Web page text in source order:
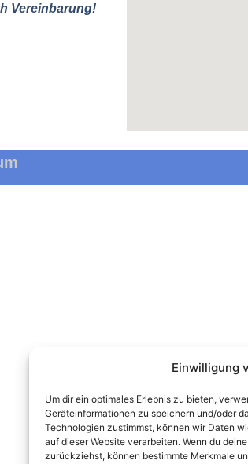
Einwilligung
Um dir ein optimales Erlebnis zu bieten,
Geräteinformationen zu speichern und/oder
Technologien zustimmst, können wir Daten
auf dieser Website verarbeiten. Wenn du
zurückziehst, können bestimmte Merkmale
Vereinbarung!